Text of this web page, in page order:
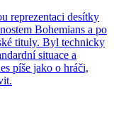
reprezentaci desítky
Bohemians a po
tituly. Byl technicky
situace a
píše jako o hráči,